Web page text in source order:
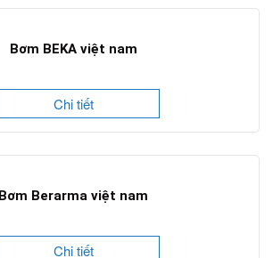
Bơm BEKA việt nam
Chi tiết
Bơm Berarma việt nam
Chi tiết